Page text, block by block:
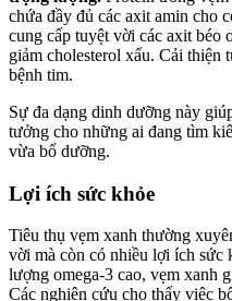
chứa đầy đủ các axit amin cho
cung cấp tuyệt vời các axit béo
giảm cholesterol xấu. Cải thiện
bệnh tim.
Sự đa dạng dinh dưỡng này
tưởng cho những ai đang tìm
vừa bổ dưỡng.
Lợi ích sức khỏe
Tiêu thụ vẹm xanh thường
vời mà còn có nhiều lợi ích sức
lượng omega-3 cao, vẹm xanh
Các nghiên cứu cho thấy việc